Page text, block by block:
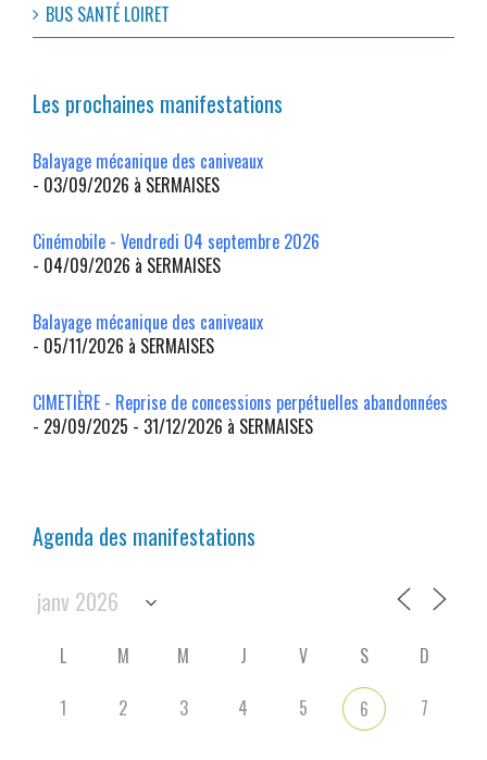
BUS SANTÉ LOIRET
Les prochaines manifestations
Balayage mécanique des caniveaux
- 03/09/2026 à SERMAISES
Cinémobile - Vendredi 04 septembre 2026
- 04/09/2026 à SERMAISES
Balayage mécanique des caniveaux
- 05/11/2026 à SERMAISES
CIMETIÈRE - Reprise de concessions perpétuelles abandonnées
- 29/09/2025 - 31/12/2026 à SERMAISES
Agenda des manifestations
L M M J V S
D
1
2 3 4 5 6 7